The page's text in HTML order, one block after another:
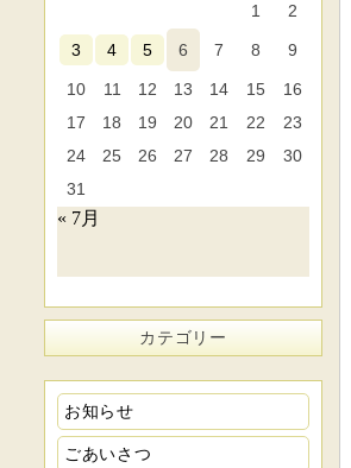
1
2
3 4 5 6 7 8 9
10 11 12 13 14 15
16
17
18 19 20 21 22
23
24
25 26 27 28 29
30
31
« 7月
カテゴリー
お知らせ
ごあいさつ